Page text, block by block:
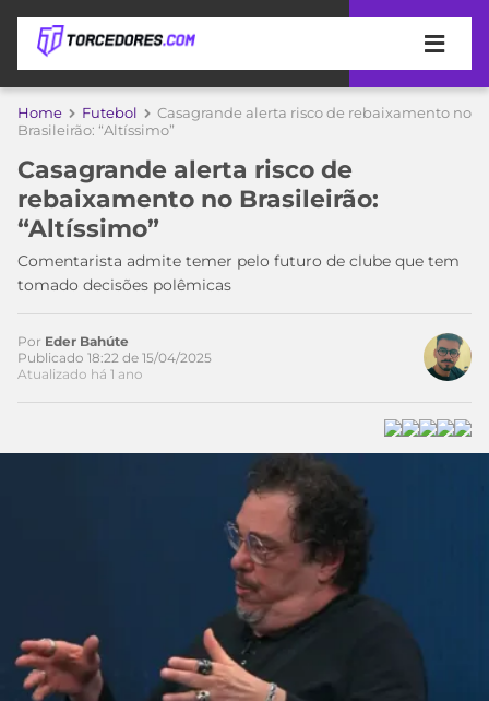
APOSTAS
DE
APOSTA
MELHORES
SITES
DE
APOSTAS
2026
CÓDIGO
BETANO
COPA
DO
MUNDO
TIMES
MEU
TIME
SANTOS
CAMPEONATOS
LIBERTADORES
DO
BRASIL
PALPITES
Home Futebol
Casagrande alerta risco de rebaixamento no
Brasileirão: “Altíssimo”
Casagrande alerta risco de
rebaixamento no Brasileirão:
“Altíssimo”
Comentarista admite temer pelo futuro de clube que tem
tomado decisões polêmicas
Acesse o perfil do autor
Por Eder Bahúte
Publicado 18:22 de 15/04/2025
Atualizado há 1 ano